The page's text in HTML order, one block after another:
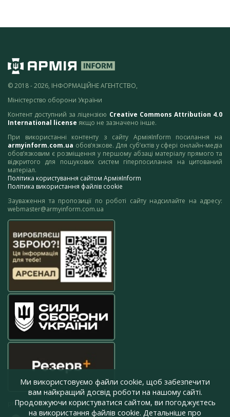
© 2018 - 2026, ІНФОРМАЦІЙНЕ АГЕНТСТВО,
Міністерство оборони України
Контент доступний за ліцензією Creative Commons Attribution 4.0
International license якщо не зазначено інше.
При використанні контенту з сайту АрміяInform посилання на
armyinform.com.ua обов’язкове. Для суб’єктів у сфері онлайн-медіа
обов’язковим є розміщення у першому абзаці матеріалу прямого та
відкритого для пошукових систем гіперпосилання на цитований
матеріал.
Політика користування сайтом АрміяInform
Політика використання файлів cookie
Зауваження та пропозиції по роботі сайту надсилайте на адресу:
webmaster@armyinform.com.ua
press@armyinform.com.ua
Ми використовуємо файли cookie, щоб забезпечити
вам найкращий досвід роботи на нашому сайті.
Продовжуючи користуватися сайтом, ви погоджуєтесь
на використання файлів cookie. Детальніше про